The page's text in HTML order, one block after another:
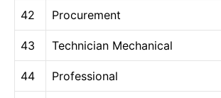
42 Procurement
43 Technician Mechanical
44 Professional